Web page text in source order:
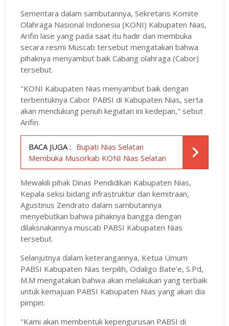
Sementara dalam sambutannya, Sekretaris Komite
Olahraga Nasional Indonesia (KONI) Kabupaten Nias,
Arifin lase yang pada saat itu hadir dan membuka
secara resmi Muscab tersebut mengatakan bahwa
pihaknya menyambut baik Cabang olahraga (Cabor)
tersebut.
"KONI Kabupaten Nias menyambut baik dengan
terbentuknya Cabor PABSI di Kabupaten Nias, serta
akan mendukung penuh kegiatan ini kedepan," sebut
Arifin.
BACA JUGA : Bupati Nias Selatan
Membuka Musorkab KONI Nias Selatan
Mewakili pihak Dinas Pendidikan Kabupaten Nias,
Kepala seksi bidang infrastruktur dan kemitraan,
Agustinus Zendrato dalam sambutannya
menyebutkan bahwa pihaknya bangga dengan
dilaksnakannya muscab PABSI Kabupaten Nias
tersebut.
Selanjutnya dalam keterangannya, Ketua Umum
PABSI Kabupaten Nias terpilih, Odaligo Bate'e, S.Pd,
M.M mengatakan bahwa akan melakukan yang terbaik
untuk kemajuan PABSI Kabupaten Nias yang akan dia
pimpin.
"Kami akan membentuk kepengurusan PABSI di